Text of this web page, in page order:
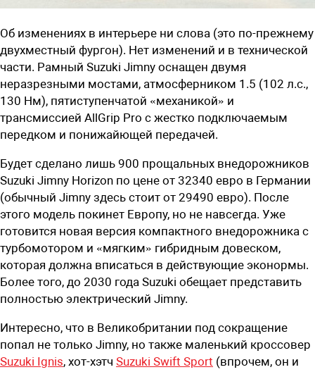
Об изменениях в интерьере ни слова (это по-прежнему
двухместный фургон). Нет изменений и в технической
части. Рамный Suzuki Jimny оснащен двумя
неразрезными мостами, атмосферником 1.5 (102 л.с.,
130 Нм), пятиступенчатой «механикой» и
трансмиссией AllGrip Pro с жестко подключаемым
передком и понижайющей передачей.
Будет сделано лишь 900 прощальных внедорожников
Suzuki Jimny Horizon по цене от 32340 евро в Германии
(обычный Jimny здесь стоит от 29490 евро). После
этого модель покинет Европу, но не навсегда. Уже
готовится новая версия компактного внедорожника с
турбомотором и «мягким» гибридным довеском,
которая должна вписаться в действующие эконормы.
Более того, до 2030 года Suzuki обещает представить
полностью электрический Jimny.
Интересно, что в Великобритании под сокращение
попал не только Jimny, но также маленький кроссовер
Suzuki Ignis, хот-хэтч Suzuki Swift Sport (впрочем, он и